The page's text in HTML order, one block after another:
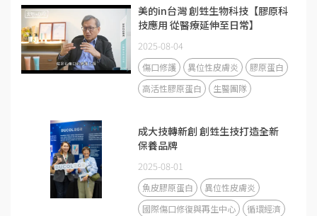
美的in台灣 創甡生物科技【膠原科
技應用 從醫療延伸至日常】
2025-08-04
傷口修護 異位性皮膚炎
膠原蛋白
高活性膠原蛋白
生醫團隊
成大技轉新創 創甡生技打造全新
保養品牌
2025-08-01
魚皮膠原蛋白
異位性皮膚炎
國際傷口修復與再生中心
循環經濟